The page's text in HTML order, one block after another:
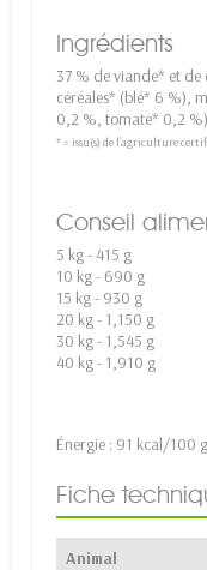
Ingrédients
37 % de viande* et
céréales* (blé* 6 %),
0,2 %, tomate* 0,2
* = issu(s) de l’agriculture
Conseil
5 kg - 415 g
10 kg - 690 g
15 kg - 930 g
20 kg - 1,150 g
30 kg - 1,545 g
40 kg - 1,910 g
Énergie : 91 kcal/100 g
Fiche
Animal